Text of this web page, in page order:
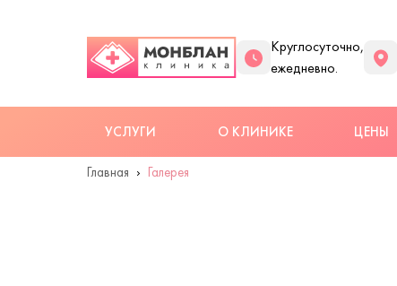
Круглосуточно,
ежедневно.
УСЛУГИ О КЛИНИКЕ ЦЕНЫ
Главная Галерея